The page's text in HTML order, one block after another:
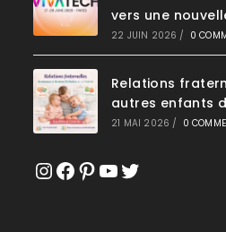
vers une
22 JUIN 2026 / 0
Relations
autres enfants
21 MAI 2026 / 0
Instagram
Facebook
Pinterest
YouTube
Twitter